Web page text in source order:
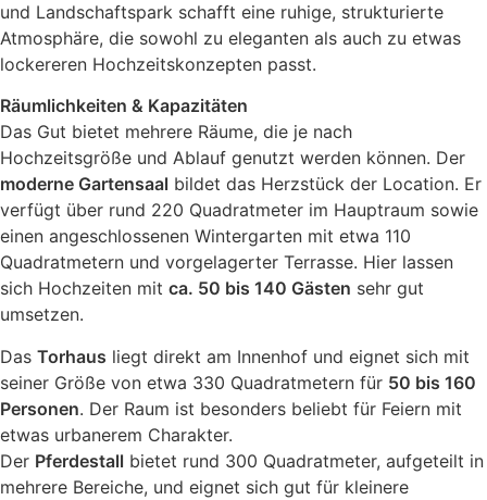
und Landschaftspark schafft eine ruhige, strukturierte
Atmosphäre, die sowohl zu eleganten als auch zu etwas
lockereren Hochzeitskonzepten passt.
Räumlichkeiten & Kapazitäten
Das Gut bietet mehrere Räume, die je nach
Hochzeitsgröße und Ablauf genutzt werden können. Der
moderne Gartensaal bildet das Herzstück der Location. Er
verfügt über rund 220 Quadratmeter im Hauptraum sowie
einen angeschlossenen Wintergarten mit etwa 110
Quadratmetern und vorgelagerter Terrasse. Hier lassen
sich Hochzeiten mit ca. 50 bis 140 Gästen sehr gut
umsetzen.
Das Torhaus liegt direkt am Innenhof und eignet sich mit
seiner Größe von etwa 330 Quadratmetern für 50 bis 160
Personen. Der Raum ist besonders beliebt für Feiern mit
etwas urbanerem Charakter.
Der Pferdestall bietet rund 300 Quadratmeter, aufgeteilt in
mehrere Bereiche, und eignet sich gut für kleinere